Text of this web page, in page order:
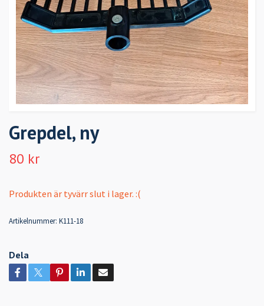
Grepdel, ny
80 kr
Produkten är tyvärr slut i lager. :(
Artikelnummer: K111-18
Dela